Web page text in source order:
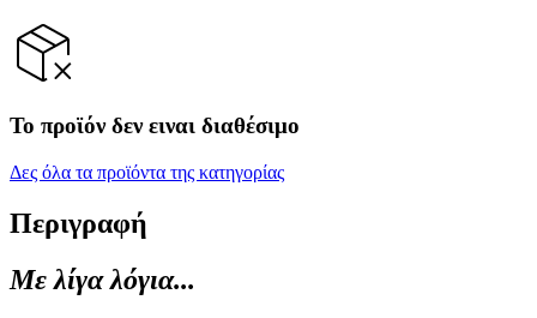
Το προϊόν δεν ειναι διαθέσιμο
Δες όλα τα προϊόντα της κατηγορίας
Περιγραφή
Με λίγα λόγια...